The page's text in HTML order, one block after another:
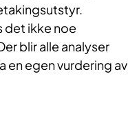
det ikke noe
blir alle analyser
en egen vurdering av